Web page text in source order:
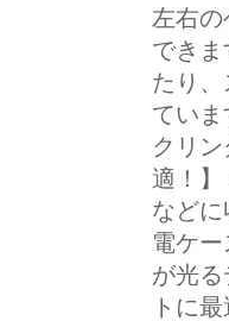
左右
でき
たり
てい
クリ
適！】
など
電ケ
が光
トに